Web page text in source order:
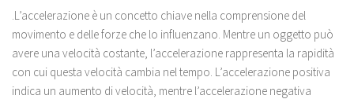
.L’accelerazione è un concetto chiave nella comprensione del
movimento e delle forze che lo influenzano. Mentre un oggetto può
avere una velocità costante, l’accelerazione rappresenta la rapidità
con cui questa velocità cambia nel tempo. L’accelerazione positiva
indica un aumento di velocità, mentre l’accelerazione negativa